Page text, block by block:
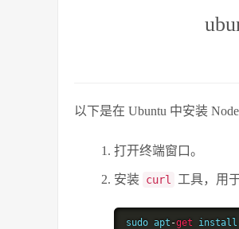
以下是在 Ubuntu 中安装
打开终端窗口。
安装 curl 工具，用
sudo apt -get install